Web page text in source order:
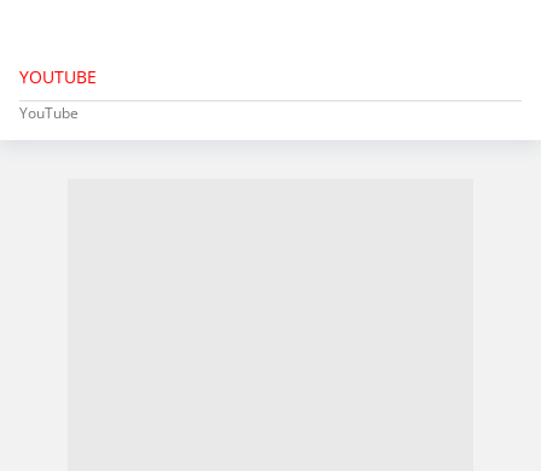
YOUTUBE
YouTube